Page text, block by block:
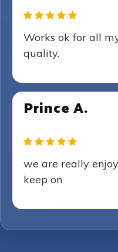
Works ok for all
quality.
Prince A.
we are really
keep on